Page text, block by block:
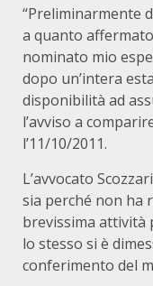
“Preliminarmente
a quanto
nominato mio
dopo un’intera
disponibilità ad
l’avviso a
l’11/10/2011.
L’avvocato
sia perché non ha
brevissima attività
lo stesso si è
conferimento del